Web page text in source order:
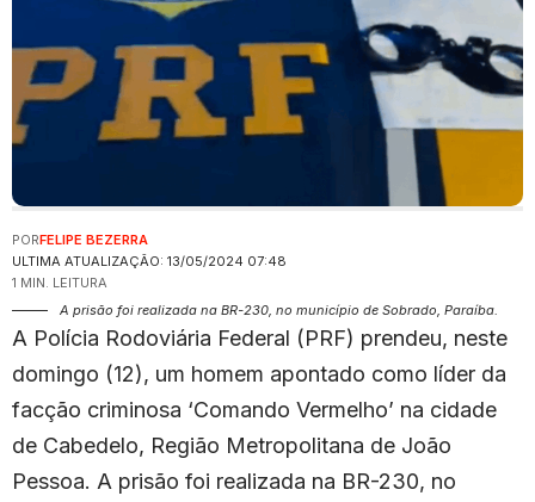
ULTIMA ATUALIZAÇÃO: 13/05/2024 07:48
PORFELIPE BEZERRA
1 MIN. LEITURA
A prisão foi realizada na BR-230, no município de Sobrado, Paraíba.
A Polícia Rodoviária Federal (PRF) prendeu, neste
domingo (12), um homem apontado como líder da
facção criminosa ‘Comando Vermelho’ na cidade
de Cabedelo, Região Metropolitana de João
Pessoa. A prisão foi realizada na BR-230, no